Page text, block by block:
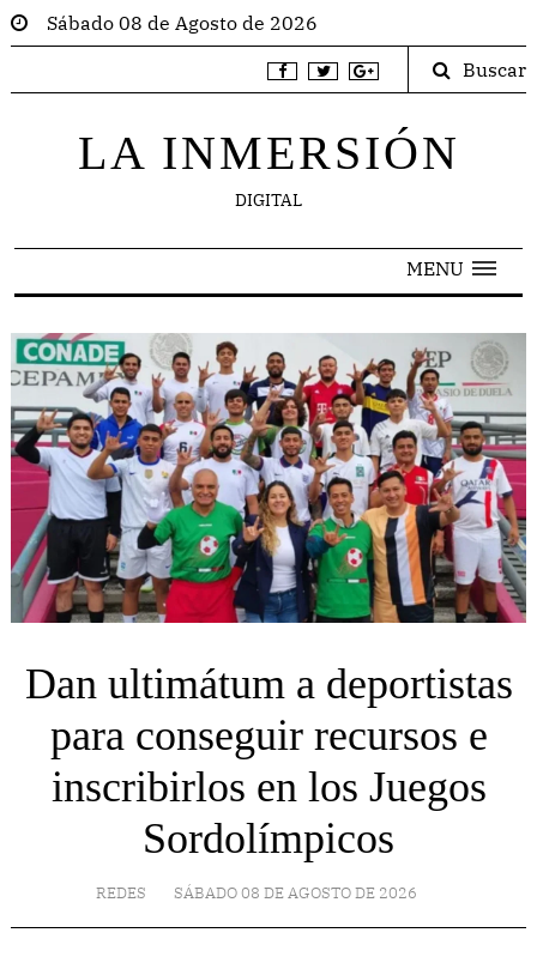
Sábado 08 de Agosto de 2026
Buscar
LA INMERSIÓN
DIGITAL
MENU
Dan ultimátum a deportistas
para conseguir recursos e
inscribirlos en los Juegos
Sordolímpicos
REDES SÁBADO 08 DE AGOSTO DE 2026